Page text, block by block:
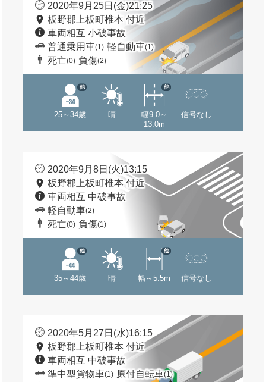
2020年9月25日(金)21:25
板野郡上板町椎本 付近
車両相互 小破事故
普通乗用車(1) 軽自動車(1)
死亡(0) 負傷(2)
25～34歳
他
晴
幅9.0～
13.0m
他
信号なし
2020年9月8日(火)13:15
板野郡上板町椎本 付近
車両相互 中破事故
軽自動車(2)
死亡(0) 負傷(1)
35～44歳
他
晴 幅～5.5m
他
信号なし
2020年5月27日(水)16:15
板野郡上板町椎本 付近
車両相互 中破事故
準中型貨物車(1) 原付自転車(1)